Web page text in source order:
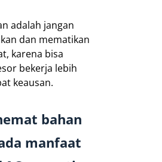
adalah jangan
dan mematikan
karena bisa
bekerja lebih
keausan.
bahan
manfaat